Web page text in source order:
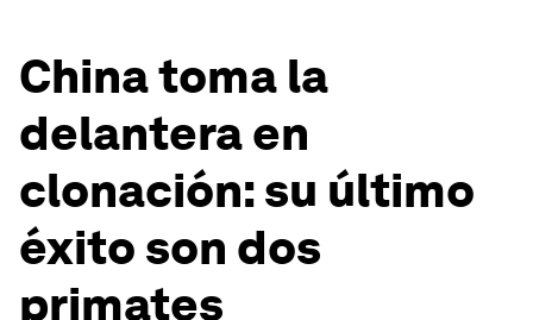
China toma la
delantera en
clonación: su último
éxito son dos
primates